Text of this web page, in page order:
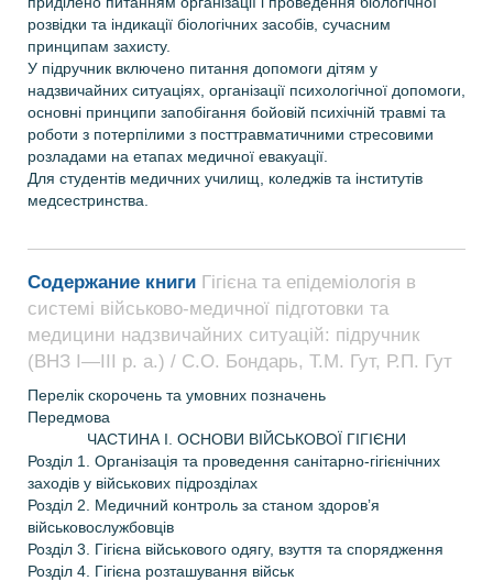
розвідки та індикації біологічних засобів, сучасним
принципам захисту.
У підручник включено питання допомоги дітям у
надзвичайних ситуаціях, організації психологічної допомоги,
основні принципи запобігання бойовій психічній травмі та
роботи з потерпілими з посттравматичними стресовими
розладами на етапах медичної евакуації.
Для студентів медичних училищ, коледжів та інститутів
медсестринства.
Содержание книги Гігієна та епідеміологія в
системі військово-медичної підготовки та
медицини надзвичайних ситуацій: підручник
(ВНЗ І—ІІІ р. а.) / С.О. Бондарь, Т.М. Гут, Р.П. Гут
Перелік скорочень та умовних позначень
Передмова
ЧАСТИНА І. ОСНОВИ ВІЙСЬКОВОЇ ГІГІЄНИ
Розділ 1. Організація та проведення санітарно-гігієнічних
заходів у військових підрозділах
Розділ 2. Медичний контроль за станом здоров’я
військовослужбовців
Розділ 3. Гігієна військового одягу, взуття та спорядження
Розділ 4. Гігієна розташування військ